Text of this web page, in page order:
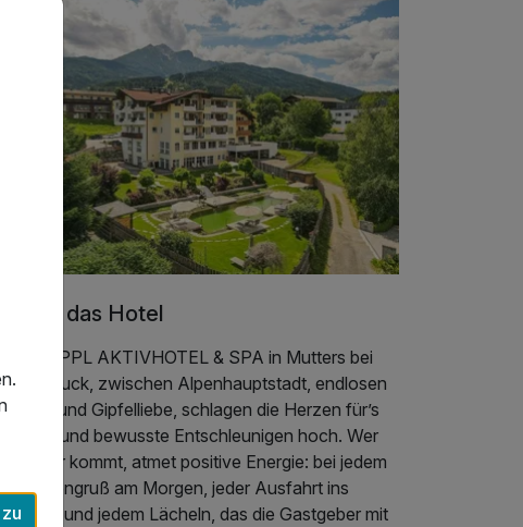
Über das Hotel
Im SEPPL AKTIVHOTEL & SPA in Mutters bei
Innsbruck, zwischen Alpenhauptstadt, endlosen
Trails und Gipfelliebe, schlagen die Herzen für’s
Biken und bewusste Entschleunigen hoch. Wer
hierher kommt, atmet positive Energie: bei jedem
Sonnengruß am Morgen, jeder Ausfahrt ins
Grüne und jedem Lächeln, das die Gastgeber mit